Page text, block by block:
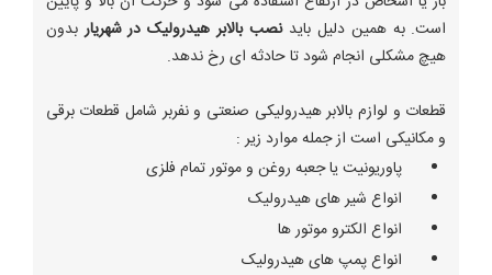
است. به همین دلیل بایدنصب بالابر هیدرولیک در شهریاربدون
هیچ مشکلی انجام شود تا حادثه ای رخ ندهد.
قطعات و لوازم بالابر هیدرولیکی صنعتی و نفربر شامل قطعات برقی
و مکانیکی است از جمله موارد زیر :
پاوریونیت یا جعبه روغن و موتور تمام فلزی
انواع شیر های هیدرولیک
انواع الکترو موتور ها
انواع پمپ های هیدرولیک